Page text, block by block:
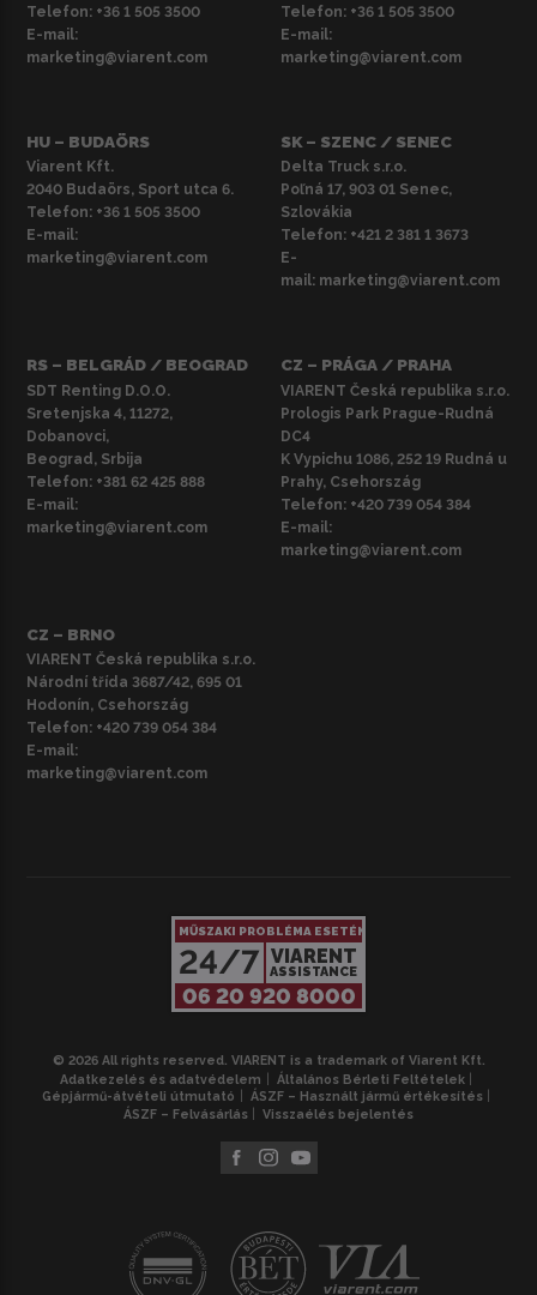
Telefon: +36 1 505 3500
E-mail:
marketing@viarent.com
Telefon: +36 1 505 3500
E-mail:
marketing@viarent.com
HU – BUDAÖRS
Viarent Kft.
2040 Budaörs, Sport utca 6.
Telefon: +36 1 505 3500
E-mail:
marketing@viarent.com
SK – SZENC / SENEC
Delta Truck s.r.o.
Poľná 17, 903 01 Senec,
Szlovákia
Telefon: +421 2 381 1 3673
E-
mail: marketing@viarent.com
RS – BELGRÁD / BEOGRAD
SDT Renting D.O.O.
Sretenjska 4, 11272,
Dobanovci,
Beograd, Srbija
Telefon: +381 62 425 888
E-mail:
marketing@viarent.com
CZ – PRÁGA / PRAHA
VIARENT Česká republika s.r.o.
Prologis Park Prague-Rudná
DC4
K Vypichu 1086, 252 19 Rudná u
Prahy, Csehország
Telefon: +420 739 054 384
E-mail:
marketing@viarent.com
CZ – BRNO
VIARENT Česká republika s.r.o.
Národní třída 3687/42, 695 01
Hodonín, Csehország
Telefon: +420 739 054 384
E-mail:
marketing@viarent.com
MŰSZAKI PROBLÉMA ESETÉN
24/7 VIARENT
ASSISTANCE
06 20 920 8000
© 2026 All rights reserved. VIARENT is a trademark of Viarent Kft.
Adatkezelés és adatvédelem
Általános Bérleti Feltételek
Gépjármű-átvételi útmutató
ÁSZF – Használt jármű értékesítés
ÁSZF – Felvásárlás
Visszaélés bejelentés